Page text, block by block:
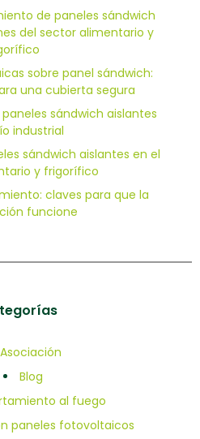
de paneles sándwich
del sector alimentario y
sobre panel sándwich:
una cubierta segura
sándwich aislantes
industrial
sándwich aislantes en el
y frigorífico
claves para que la
funcione
Asociación
Blog
al fuego
paneles fotovoltaicos